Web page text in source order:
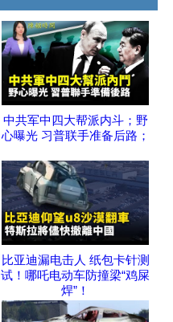
中共军中四大帮派内斗；野
心曝光 习普联手准备后路；
比亚迪漏电击人 纸包卡针测
试！哪吒电动车防撞梁“鸡屎
焊”！